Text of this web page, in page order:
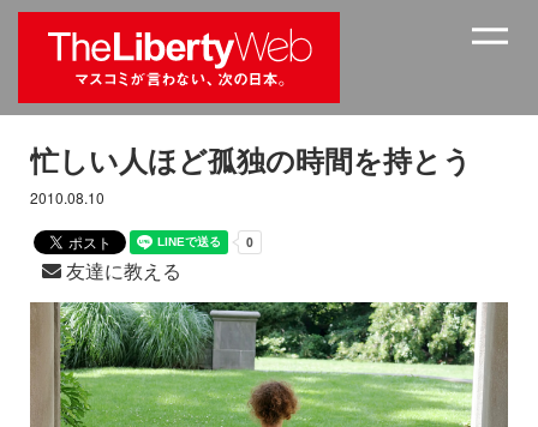
忙しい人ほど孤独の時間を持とう
2010.08.10
友達に教える